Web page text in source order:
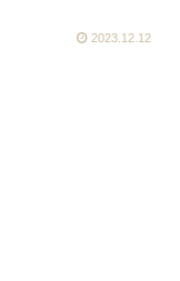
2023.12.12